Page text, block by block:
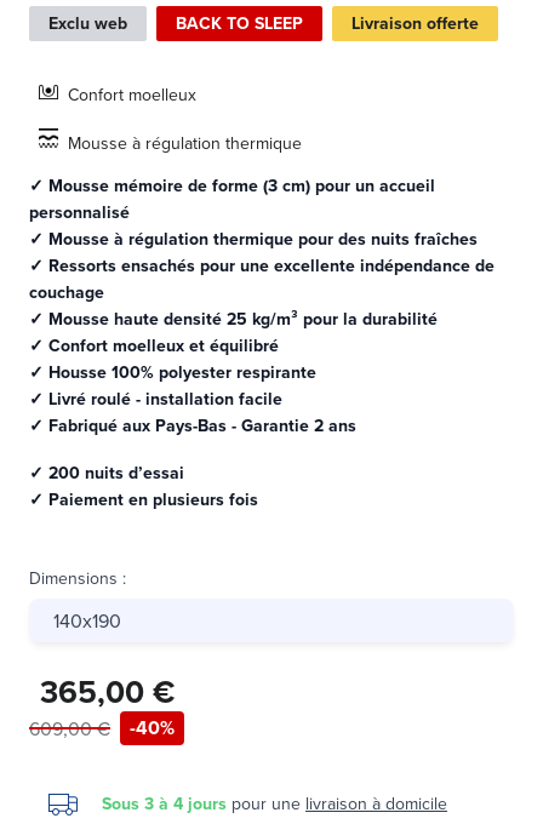
Exclu web BACK TO SLEEP Livraison offerte
Confort moelleux
Mousse à régulation thermique
✓ Mousse mémoire de forme (3 cm) pour un accueil
personnalisé
✓ Mousse à régulation thermique pour des nuits fraîches
✓ Ressorts ensachés pour une excellente indépendance de
couchage
✓ Mousse haute densité 25 kg/m³ pour la durabilité
✓ Confort moelleux et équilibré
✓ Housse 100% polyester respirante
✓ Livré roulé - installation facile
✓ Fabriqué aux Pays-Bas - Garantie 2 ans
✓ 200 nuits d’essai
✓ Paiement en plusieurs fois
Dimensions :
140x190
365,00 €
609,00 € -40%
Sous 3 à 4 jours pour une livraison à domicile